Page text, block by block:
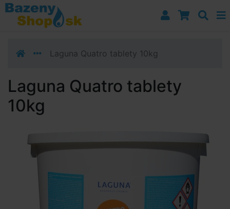
Prejsť k navigácii
Prejsť na obsah
Prejsť k bočnému stĺpci
Laguna Quatro tablety 10kg
Laguna Quatro tablety
10kg